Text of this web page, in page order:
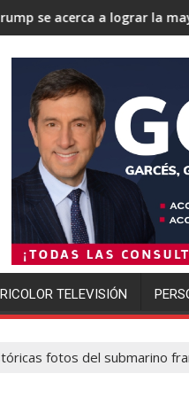
a lograr la mayor operación
TELEVISIÓN
fotos del submarino